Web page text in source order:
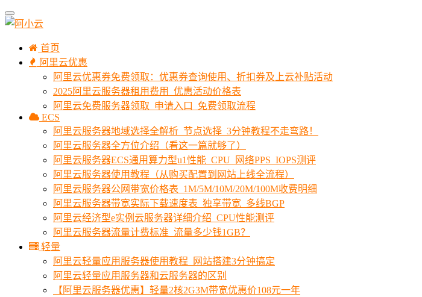
首页
阿里云优惠
阿里云优惠券免费领取：优惠券查询使用、折扣券及上云补贴活动
2025阿里云服务器租用费用_优惠活动价格表
阿里云免费服务器领取_申请入口_免费领取流程
ECS
阿里云服务器地域选择全解析_节点选择_3分钟教程不走弯路！
阿里云服务器全方位介绍（看这一篇就够了）
阿里云服务器ECS通用算力型u1性能_CPU_网络PPS_IOPS测评
阿里云服务器使用教程（从购买配置到网站上线全流程）
阿里云服务器公网带宽价格表_1M/5M/10M/20M/100M收费明细
阿里云服务器带宽实际下载速度表_独享带宽_多线BGP
阿里云经济型e实例云服务器详细介绍_CPU性能测评
阿里云服务器流量计费标准_流量多少钱1GB？
轻量
阿里云轻量应用服务器使用教程_网站搭建3分钟搞定
阿里云轻量应用服务器和云服务器的区别
【阿里云服务器优惠】轻量2核2G3M带宽优惠价108元一年